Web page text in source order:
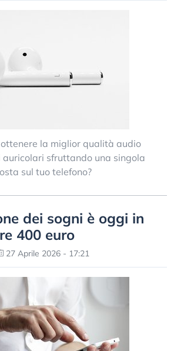
la miglior qualità audio
auricolari sfruttando una singola
sul tuo telefono?
dei sogni è oggi in
400 euro
27 Aprile 2026 - 17:21